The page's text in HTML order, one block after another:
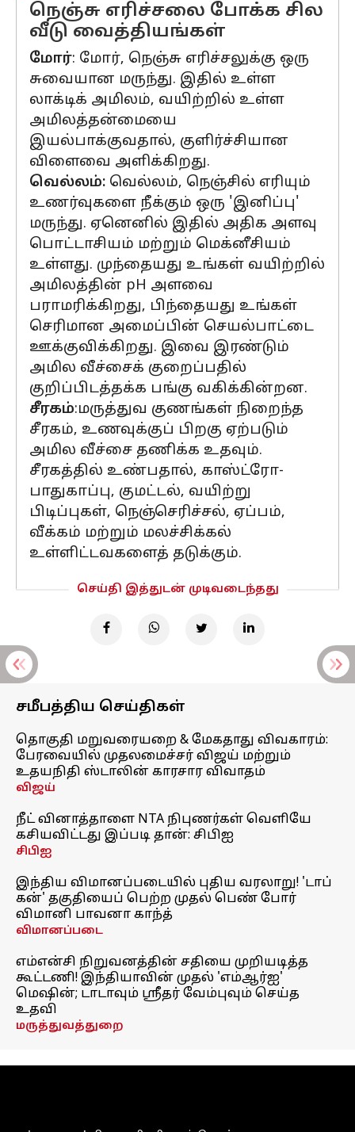
நெஞ்சு எரிச்சலை போக்க சில
வீடு வைத்தியங்கள்
மோர்: மோர், நெஞ்சு எரிச்சலுக்கு ஒரு
சுவையான மருந்து. இதில் உள்ள
லாக்டிக் அமிலம், வயிற்றில் உள்ள
அமிலத்தன்மையை
இயல்பாக்குவதால், குளிர்ச்சியான
விளைவை அளிக்கிறது.
வெல்லம்: வெல்லம், நெஞ்சில் எரியும்
உணர்வுகளை நீக்கும் ஒரு 'இனிப்பு'
மருந்து. ஏனெனில் இதில் அதிக அளவு
பொட்டாசியம் மற்றும் மெக்னீசியம்
உள்ளது. முந்தையது உங்கள் வயிற்றில்
அமிலத்தின் pH அளவை
பராமரிக்கிறது, பிந்தையது உங்கள்
செரிமான அமைப்பின் செயல்பாட்டை
ஊக்குவிக்கிறது. இவை இரண்டும்
அமில வீச்சைக் குறைப்பதில்
குறிப்பிடத்தக்க பங்கு வகிக்கின்றன.
சீரகம்:மருத்துவ குணங்கள் நிறைந்த
சீரகம், உணவுக்குப் பிறகு ஏற்படும்
அமில வீச்சை தணிக்க உதவும்.
சீரகத்தில் உண்பதால், காஸ்ட்ரோ-
பாதுகாப்பு, குமட்டல், வயிற்று
பிடிப்புகள், நெஞ்செரிச்சல், ஏப்பம்,
வீக்கம் மற்றும் மலச்சிக்கல்
உள்ளிட்டவகளைத் தடுக்கும்.
செய்தி இத்துடன் முடிவடைந்தது
சமீபத்திய செய்திகள்
தொகுதி மறுவரையறை & மேகதாது விவகாரம்:
பேரவையில் முதலமைச்சர் விஜய் மற்றும்
உதயநிதி ஸ்டாலின் காரசார விவாதம்
விஜய்
நீட் வினாத்தாளை NTA நிபுணர்கள் வெளியே
கசியவிட்டது இப்படி தான்: சிபிஐ
சிபிஐ
இந்திய விமானப்படையில் புதிய வரலாறு! 'டாப்
கன்' தகுதியைப் பெற்ற முதல் பெண் போர்
விமானி பாவனா காந்த்
விமானப்படை
எம்என்சி நிறுவனத்தின் சதியை முறியடித்த
கூட்டணி! இந்தியாவின் முதல் 'எம்ஆர்ஐ'
மெஷின்; டாடாவும் ஸ்ரீதர் வேம்புவும் செய்த
உதவி
மருத்துவத்துறை